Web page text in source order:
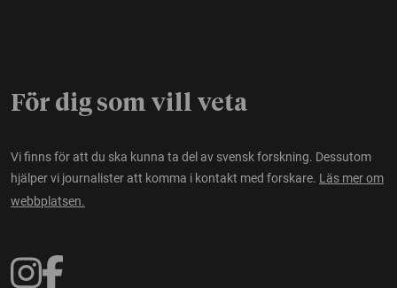
För dig som vill veta
Vi finns för att du ska kunna ta del av svensk forskning. Dessutom
hjälper vi journalister att komma i kontakt med forskare. Läs mer om
webbplatsen.